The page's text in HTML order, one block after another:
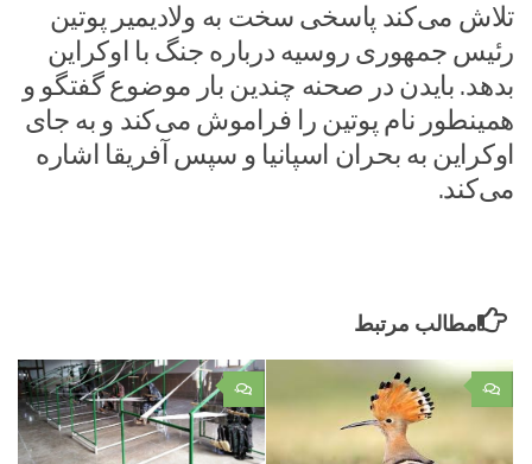
تلاش می‌کند پاسخی سخت به ولادیمیر پوتین
رئیس جمهوری روسیه درباره جنگ با اوکراین
بدهد. بایدن در صحنه چندین بار موضوع گفتگو و
همینطور نام پوتین را فراموش می‌کند و به جای
اوکراین به بحران اسپانیا و سپس آفریقا اشاره
می‌کند.
مطالب مرتبط
۰ ۰